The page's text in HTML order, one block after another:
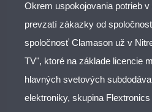
Okrem uspokojovania potrieb
prevzatí zákazky od
spoločnosť Clamason už v
TV", ktoré na základe licencie
hlavných svetových
elektroniky, skupina